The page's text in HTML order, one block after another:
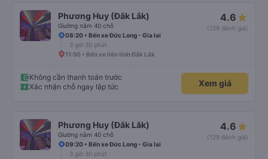
Phương Huy (Đắk Lắk)
Giường nằm 40 chỗ
4.6
(129 đánh giá)
08:20 • Bến xe Đức Long - Gia lai
3 giờ 30 phút
11:50 • Bến xe liên tỉnh Đắk Lắk
Không cần thanh toán trước
Xác nhận chỗ ngay lập tức
Xem giá
Phương Huy (Đắk Lắk)
Giường nằm 40 chỗ
4.6
(129 đánh giá)
09:20 • Bến xe Đức Long - Gia lai
3 giờ 30 phút